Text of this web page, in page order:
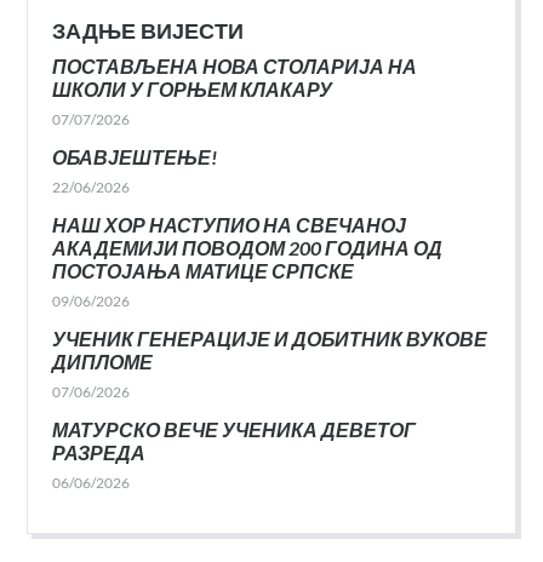
ЗАДЊЕ ВИЈЕСТИ
ПОСТАВЉЕНА НОВА СТОЛАРИЈА НА
ШКОЛИ У ГОРЊЕМ КЛАКАРУ
07/07/2026
ОБАВЈЕШТЕЊЕ!
22/06/2026
НАШ ХОР НАСТУПИО НА СВЕЧАНОЈ
АКАДЕМИЈИ ПОВОДОМ 200 ГОДИНА ОД
ПОСТОЈАЊА МАТИЦЕ СРПСКЕ
09/06/2026
УЧЕНИК ГЕНЕРАЦИЈЕ И ДОБИТНИК ВУКОВЕ
ДИПЛОМЕ
07/06/2026
МАТУРСКО ВЕЧЕ УЧЕНИКА ДЕВЕТОГ
РАЗРЕДА
06/06/2026